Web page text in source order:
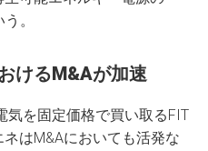
。
けるM&Aが加速
気を固定価格で買い取るFIT
はM&Aにおいても活発な